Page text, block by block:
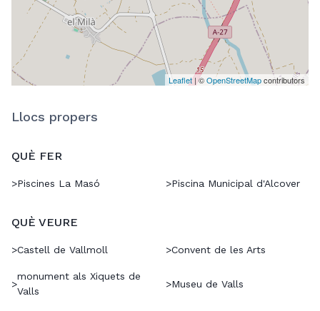
Leaflet| ©OpenStreetMapcontributors
Llocs propers
QUÈ FER
>Piscines La Masó >Piscina Municipal d'Alcover
QUÈ VEURE
>Castell de Vallmoll >Convent de les Arts
>
monument als Xiquets de
Valls
>Museu de Valls